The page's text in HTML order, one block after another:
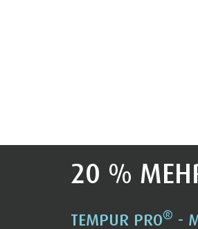
20 %
TEMPUR PRO® -